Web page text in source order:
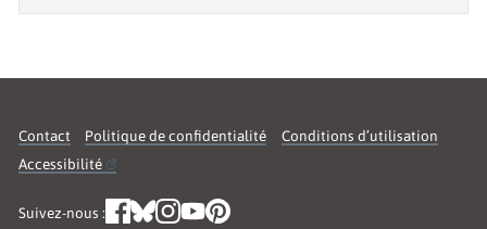
Contact Politique de confidentialité
Conditions d’utilisation
Accessibilité
Suivez-nous :